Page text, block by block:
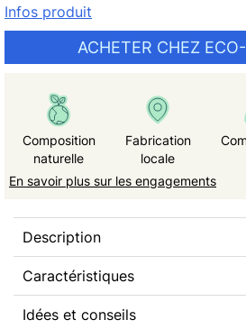
Infos produit
ACHETER CHEZ
Composition
naturelle
Fabrication
locale
En savoir plus sur les engagements
Description
Caractéristiques
Idées et conseils